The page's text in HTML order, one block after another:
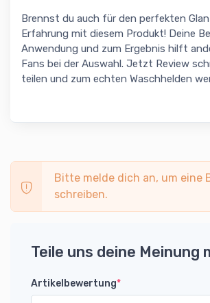
Brennst du auch für den perfekten
Erfahrung mit diesem Produkt! Deine
Anwendung und zum Ergebnis hilft
Fans bei der Auswahl. Jetzt Review
teilen und zum echten Waschhelden
Bitte melde dich an, um eine
schreiben.
Teile uns deine Meinung
Artikelbewertung*